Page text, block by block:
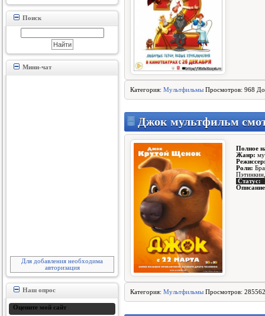
Поиск
Мини-чат
Для добавления необходима
авторизация
Наш опрос
Оцените мой сайт
Категория: Мультфильмы Просмотров: 968
Джок мультфильм
Полное
Жанр:
Роли:
Статус:
Категория: Мультфильмы Просмотров: